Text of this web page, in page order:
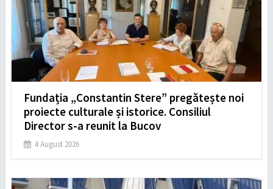
Fundația „Constantin Stere” pregătește noi
proiecte culturale și istorice. Consiliul
Director s-a reunit la Bucov
4 August 2026